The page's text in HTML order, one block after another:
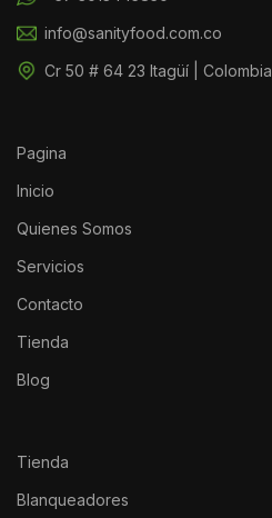
info@sanityfood.com.co
Cr 50 # 64 23 Itagüí | Colombia
Pagina
Inicio
Quienes Somos
Servicios
Contacto
Tienda
Blog
Tienda
Blanqueadores